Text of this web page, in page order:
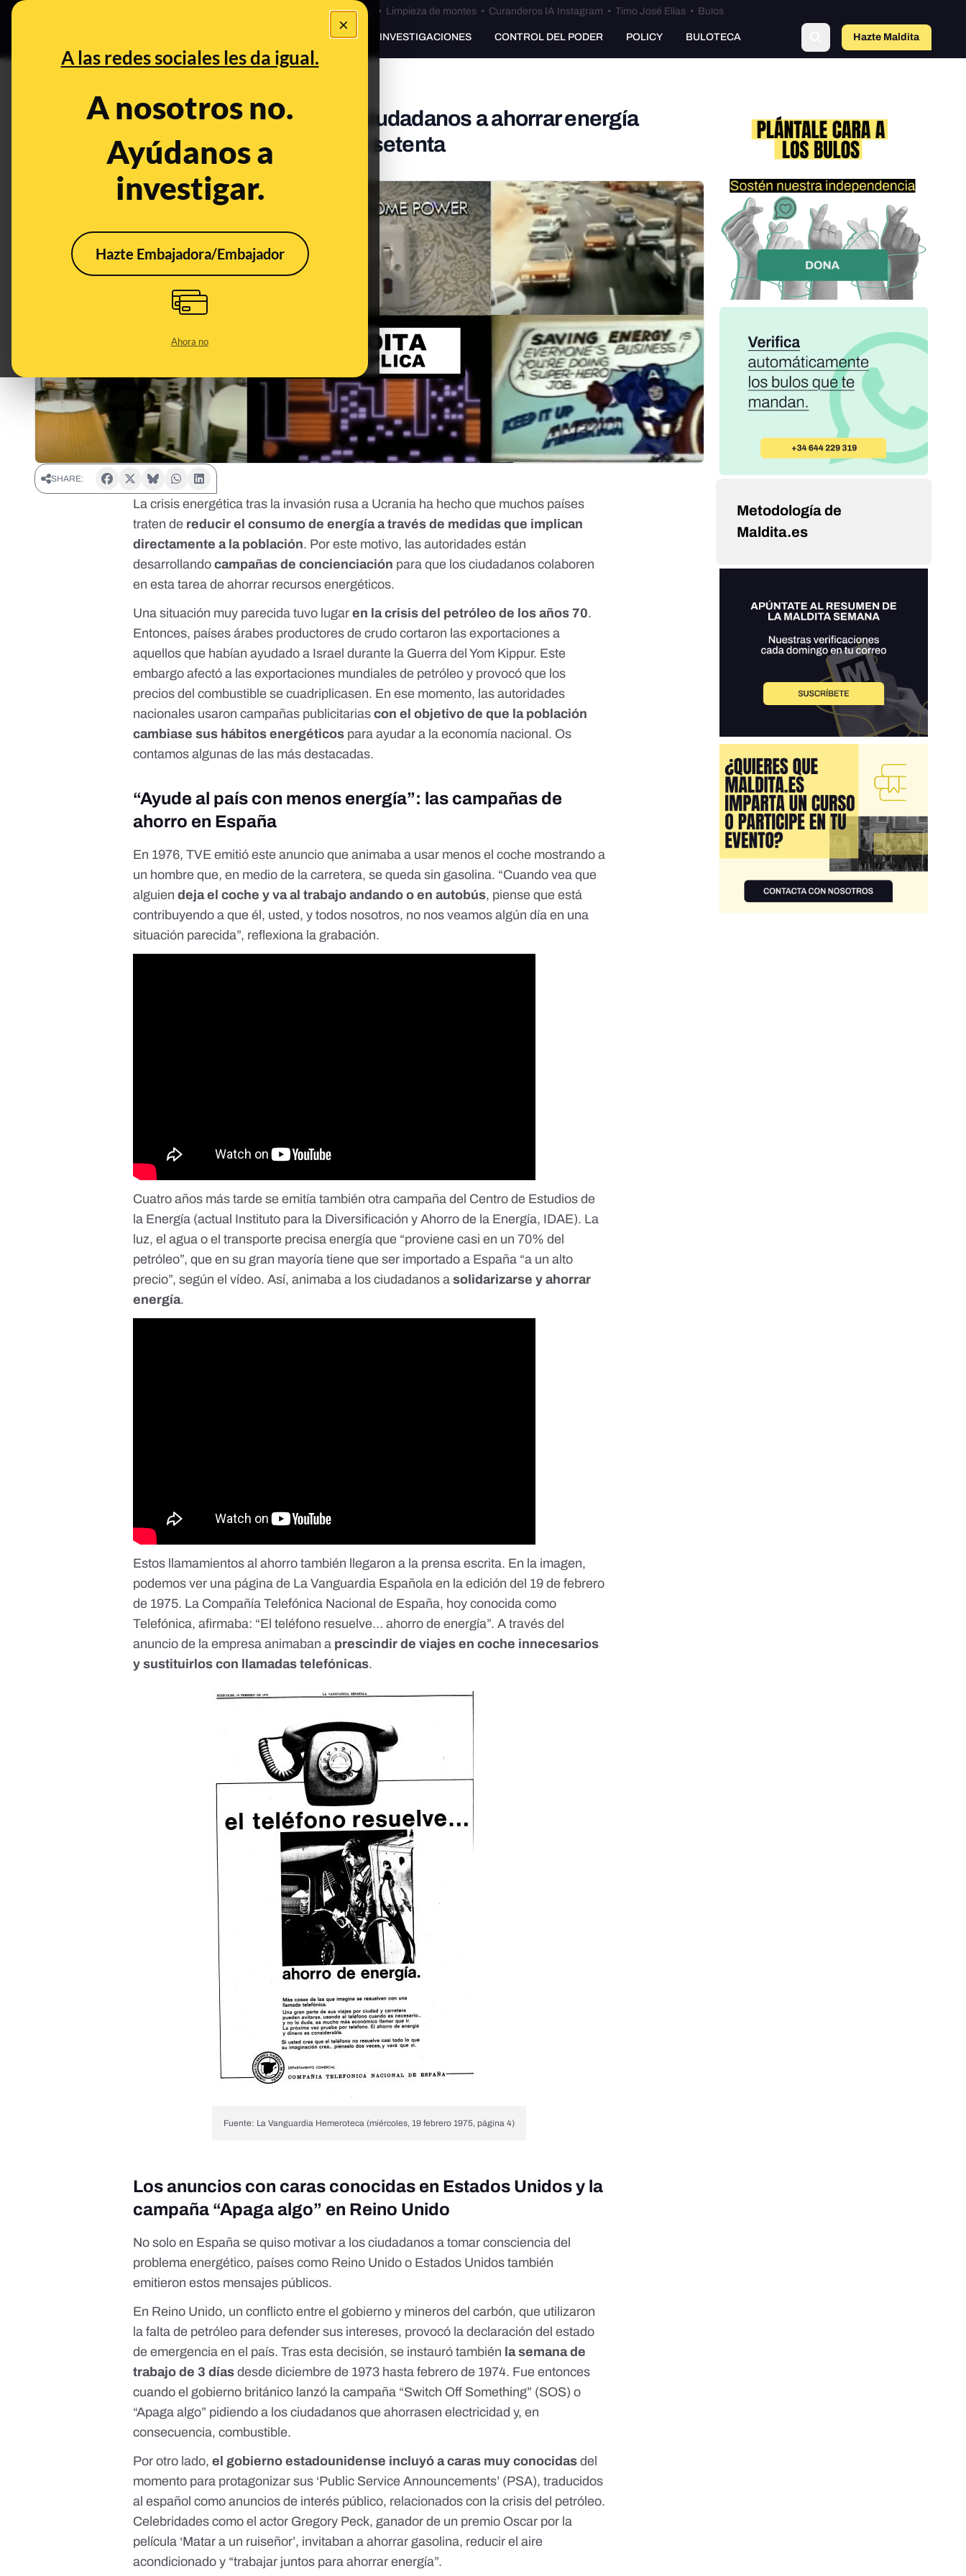
×
A las redes sociales les da igual.
A nosotros no.
Ayúdanos a
investigar.
Hazte Embajadora/Embajador
Ahora no
Bulos Ceuta • Limpieza de montes• Curanderos IA Instagram • Timo José Elías• Bulos
PREBUNKING INVESTIGACIONES CONTROL DEL PODER POLICY BULOTECA Hazte Maldita
Los anuncios que animaban a los ciudadanos a ahorrar energía
durante la crisis del petróleo de los setenta
Sep 2, 2022, 1:55:12 PM
SHARE:
La crisis energética tras la invasión rusa a Ucrania ha hecho que muchos países
traten de reducir el consumo de energía a través de medidas que implican
directamente a la población. Por este motivo, las autoridades están
desarrollandocampañas de concienciación para que los ciudadanos colaboren
en esta tarea de ahorrar recursos energéticos.
Una situación muy parecida tuvo lugaren la crisis del petróleo de los años 70.
Entonces, países árabes productores de crudo cortaron las exportaciones a
aquellos que habían ayudado a Israel durante la Guerra del Yom Kippur. Este
embargo afectó a las exportaciones mundiales de petróleo y provocó que los
precios del combustible se cuadriplicasen. En ese momento, las autoridades
nacionales usaron campañas publicitariascon el objetivo de que la población
cambiase sus hábitos energéticos para ayudar a la economía nacional. Os
contamos algunas de las más destacadas.
“Ayude al país con menos energía”: las campañas de
ahorro en España
En 1976, TVE emitió este anuncio que animaba a usar menos el coche mostrando a
un hombre que, en medio de la carretera, se queda sin gasolina. “Cuando vea que
alguiendeja el coche y va al trabajo andando o en autobús, piense que está
contribuyendo a que él, usted, y todos nosotros, no nos veamos algún día en una
situación parecida”, reflexiona la grabación.
Cuatro años más tarde se emitía también otra campaña del Centro de Estudios de
la Energía (actual Instituto para la Diversificación y Ahorro de la Energía, IDAE). La
luz, el agua o el transporte precisa energía que “proviene casi en un 70% del
petróleo”, que en su gran mayoría tiene que ser importado a España “a un alto
precio”, según el vídeo. Así, animaba a los ciudadanos asolidarizarse y ahorrar
energía.
Estos llamamientos al ahorro también llegaron a la prensa escrita. En la imagen,
podemos ver una página de La Vanguardia Española en la edición del 19 de febrero
de 1975. La Compañía Telefónica Nacional de España, hoy conocida como
Telefónica, afirmaba: “El teléfono resuelve… ahorro de energía”. A través del
anuncio de la empresa animaban a prescindir de viajes en coche innecesarios
y sustituirlos con llamadas telefónicas.
Fuente: La Vanguardia Hemeroteca (miércoles, 19 febrero 1975, página 4)
Los anuncios con caras conocidas en Estados Unidos y la
campaña “Apaga algo” en Reino Unido
No solo en España se quiso motivar a los ciudadanos a tomar consciencia del
problema energético, países como Reino Unido o Estados Unidos también
emitieron estos mensajes públicos.
En Reino Unido, un conflicto entre el gobierno y mineros del carbón, que utilizaron
la falta de petróleo para defender sus intereses, provocó la declaración del estado
de emergencia en el país. Tras esta decisión, se instauró también la semana de
trabajo de 3 días desde diciembre de 1973 hasta febrero de 1974. Fue entonces
cuando el gobierno británico lanzó la campaña “Switch Off Something” (SOS) o
“Apaga algo” pidiendo a los ciudadanos que ahorrasen electricidad y, en
consecuencia, combustible.
Por otro lado,el gobierno estadounidense incluyó a caras muy conocidas del
momento para protagonizar sus ‘Public Service Announcements’ (PSA), traducidos
al español como anuncios de interés público, relacionados con la crisis del petróleo.
Celebridades como el actor Gregory Peck, ganador de un premio Oscar por la
película ‘Matar a un ruiseñor’, invitaban a ahorrar gasolina, reducir el aire
acondicionado y “trabajar juntos para ahorrar energía”.
Metodología de
Maldita.es